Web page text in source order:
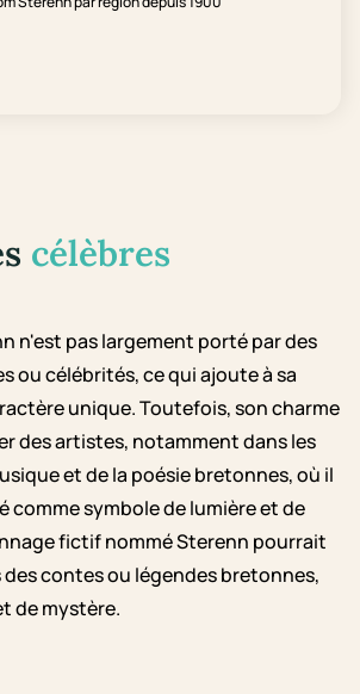
célèbres
n'est pas largement porté par des
ou célébrités, ce qui ajoute à sa
unique. Toutefois, son charme
des artistes, notamment dans les
et de la poésie bretonnes, où il
comme symbole de lumière et de
fictif nommé Sterenn pourrait
contes ou légendes bretonnes,
de mystère.